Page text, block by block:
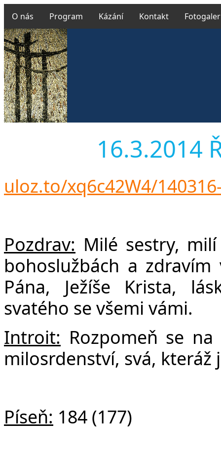
O nás Program Kázání Kontakt
16.3.2014
uloz.to/xq6c42W4/
Pozdrav: Milé sestry,
bohoslužbách a
Pána, Ježíše Krista,
svatého se všemi vámi.
Introit: Rozpomeň se na
milosrdenství, svá, kteráž
Píseň: 184 (177)